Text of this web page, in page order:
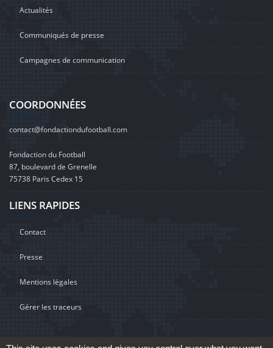
Actualités
Communiqués de presse
Campagnes de communication
COORDONNÉES
contact@fondactiondufootball.com
Fondaction du Football
87, boulevard de Grenelle
75738 Paris Cedex 15
LIENS RAPIDES
Contact
Presse
Mentions légales
Gérer les traceurs